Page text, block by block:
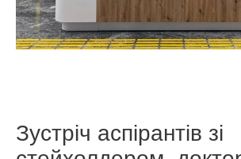
Зустріч аспірантів зі